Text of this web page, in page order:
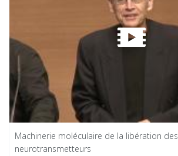
Machinerie moléculaire de la libération des
neurotransmetteurs